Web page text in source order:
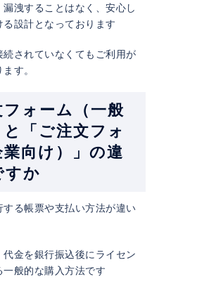
洩することはなく、安心し
設計となっております
されていなくてもご利用が
す。
フォーム（一般
「ご注文フォ
業向け）」の違
すか
る帳票や支払い方法が違い
金を銀行振込後にライセン
般的な購入方法です